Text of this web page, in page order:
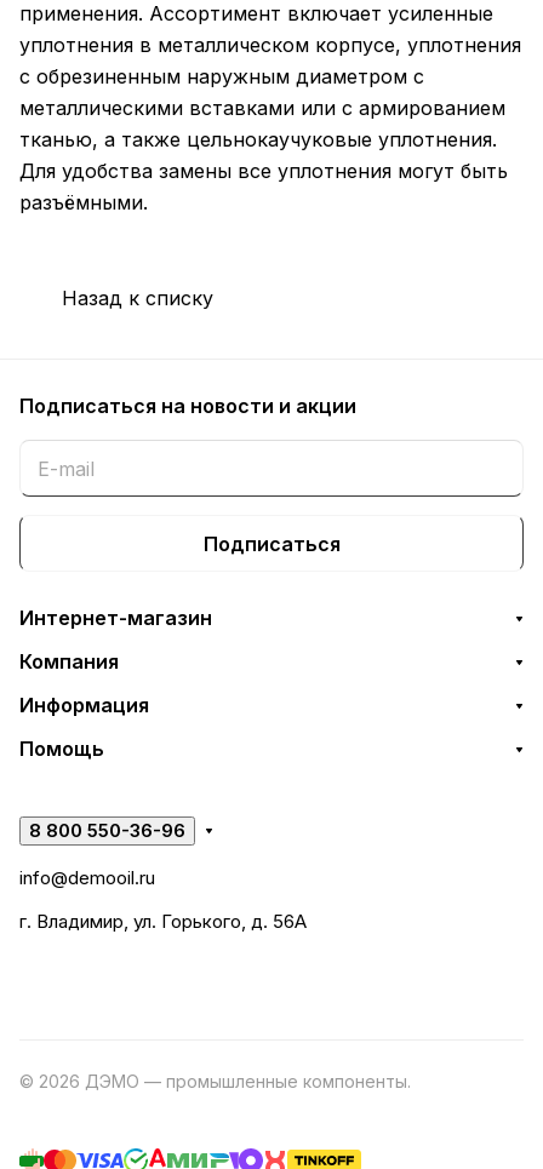
применения. Ассортимент включает усиленные
уплотнения в металлическом корпусе, уплотнения
с обрезиненным наружным диаметром с
металлическими вставками или с армированием
тканью, а также цельнокаучуковые уплотнения.
Для удобства замены все уплотнения могут быть
разъёмными.
Назад к списку
Подписаться на новости и акции
Подписаться
Интернет-магазин
Компания
Информация
Помощь
8 800 550-36-96
info@demooil.ru
г. Владимир, ул. Горького, д. 56А
© 2026 ДЭМО — промышленные компоненты.